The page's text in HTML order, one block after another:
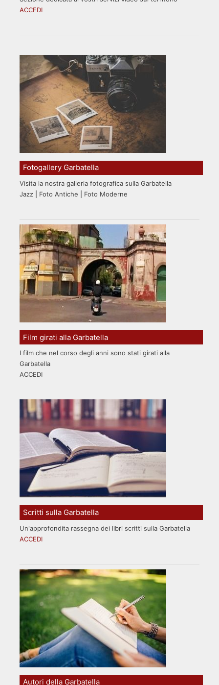
ACCEDI
Fotogallery Garbatella
Visita la nostra galleria fotografica sulla Garbatella
Jazz | Foto Antiche | Foto Moderne
Film girati alla Garbatella
I film che nel corso degli anni sono stati girati alla
Garbatella
ACCEDI
Scritti sulla Garbatella
Un'approfondita rassegna dei libri scritti sulla Garbatella
ACCEDI
Autori della Garbatella